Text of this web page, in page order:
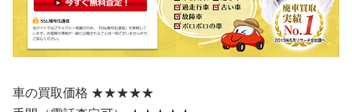
車の買取価格 ★★★★★